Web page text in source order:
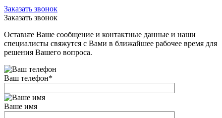
Заказать звонок
Заказать звонок
Оставьте Ваше сообщение и контактные данные и наши
специалисты свяжутся с Вами в ближайшее рабочее время для
решения Вашего вопроса.
Ваш телефон*
Ваше имя